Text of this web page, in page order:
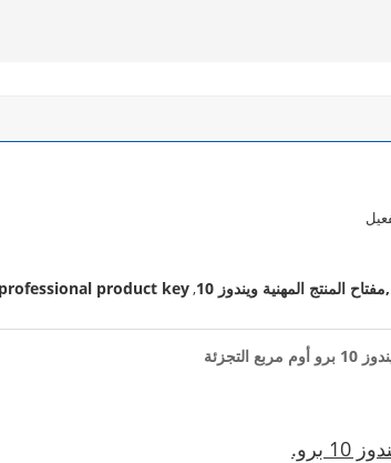
المنتج المهنية ويندوز 10 ,
product key
10 برو.